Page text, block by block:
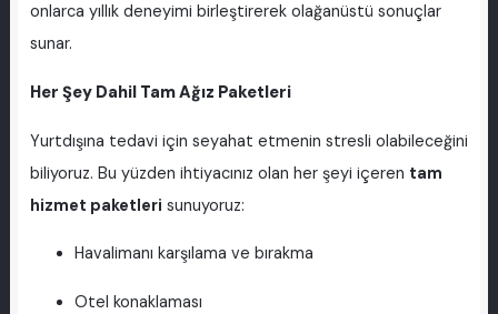
onlarca yıllık deneyimi birleştirerek olağanüstü sonuçlar
sunar.
Her Şey Dahil Tam Ağız Paketleri
Yurtdışına tedavi için seyahat etmenin stresli olabileceğini
biliyoruz. Bu yüzden ihtiyacınız olan her şeyi içeren tam
hizmet paketleri sunuyoruz:
Havalimanı karşılama ve bırakma
Otel konaklaması